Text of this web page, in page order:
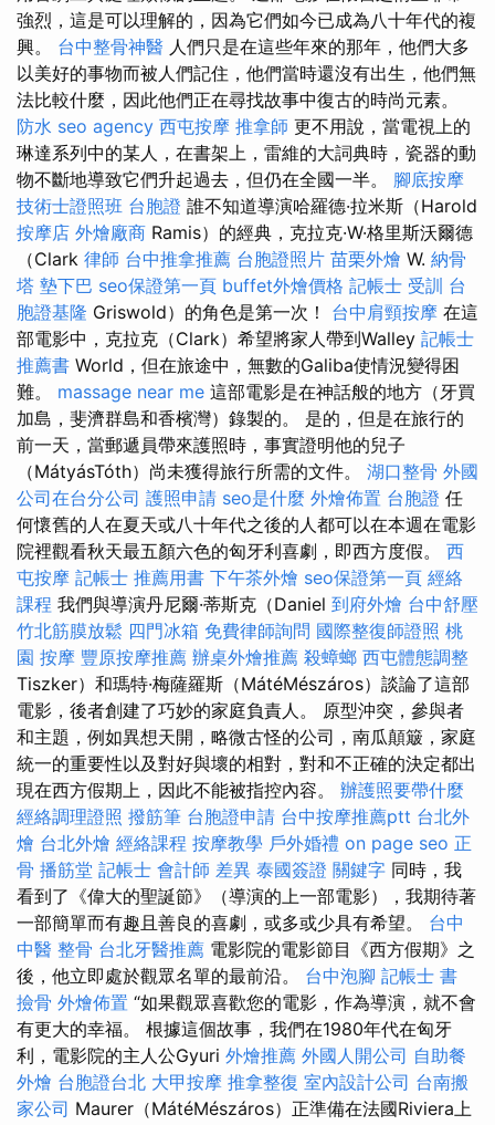
強烈，這是可以理解的，因為它們如今已成為八十年代的複
興。 台中整骨神醫 人們只是在這些年來的那年，他們大多
以美好的事物而被人們記住，他們當時還沒有出生，他們無
法比較什麼，因此他們正在尋找故事中復古的時尚元素。
防水 seo agency 西屯按摩 推拿師 更不用說，當電視上的
琳達系列中的某人，在書架上，雷維的大詞典時，瓷器的動
物不斷地導致它們升起過去，但仍在全國一半。 腳底按摩
技術士證照班 台胞證 誰不知道導演哈羅德·拉米斯（Harold
按摩店 外燴廠商 Ramis）的經典，克拉克·W·格里斯沃爾德
（Clark 律師 台中推拿推薦 台胞證照片 苗栗外燴 W. 納骨
塔 墊下巴 seo保證第一頁 buffet外燴價格 記帳士 受訓 台
胞證基隆 Griswold）的角色是第一次！ 台中肩頸按摩 在這
部電影中，克拉克（Clark）希望將家人帶到Walley 記帳士
推薦書 World，但在旅途中，無數的Galiba使情況變得困
難。 massage near me 這部電影是在神話般的地方（牙買
加島，斐濟群島和香檳灣）錄製的。 是的，但是在旅行的
前一天，當郵遞員帶來護照時，事實證明他的兒子
（MátyásTóth）尚未獲得旅行所需的文件。 湖口整骨 外國
公司在台分公司 護照申請 seo是什麼 外燴佈置 台胞證 任
何懷舊的人在夏天或八十年代之後的人都可以在本週在電影
院裡觀看秋天最五顏六色的匈牙利喜劇，即西方度假。 西
屯按摩 記帳士 推薦用書 下午茶外燴 seo保證第一頁 經絡
課程 我們與導演丹尼爾·蒂斯克（Daniel 到府外燴 台中舒壓
竹北筋膜放鬆 四門冰箱 免費律師詢問 國際整復師證照 桃
園 按摩 豐原按摩推薦 辦桌外燴推薦 殺蟑螂 西屯體態調整
Tiszker）和瑪特·梅薩羅斯（MátéMészáros）談論了這部
電影，後者創建了巧妙的家庭負責人。 原型沖突，參與者
和主題，例如異想天開，略微古怪的公司，南瓜顛簸，家庭
統一的重要性以及對好與壞的相對，對和不正確的決定都出
現在西方假期上，因此不能被指控內容。 辦護照要帶什麼
經絡調理證照 撥筋筆 台胞證申請 台中按摩推薦ptt 台北外
燴 台北外燴 經絡課程 按摩教學 戶外婚禮 on page seo 正
骨 播筋堂 記帳士 會計師 差異 泰國簽證 關鍵字 同時，我
看到了《偉大的聖誕節》（導演的上一部電影），我期待著
一部簡單而有趣且善良的喜劇，或多或少具有希望。 台中
中醫 整骨 台北牙醫推薦 電影院的電影節目《西方假期》之
後，他立即處於觀眾名單的最前沿。 台中泡腳 記帳士 書
撿骨 外燴佈置 “如果觀眾喜歡您的電影，作為導演，就不會
有更大的幸福。 根據這個故事，我們在1980年代在匈牙
利，電影院的主人公Gyuri 外燴推薦 外國人開公司 自助餐
外燴 台胞證台北 大甲按摩 推拿整復 室內設計公司 台南搬
家公司 Maurer（MátéMészáros）正準備在法國Riviera上